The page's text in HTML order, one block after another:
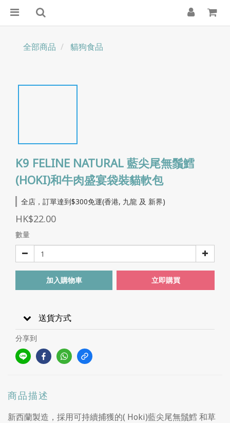
全部商品 貓狗食品
K9 FELINE NATURAL 藍尖尾無鬚鱈
(HOKI)和牛肉盛宴袋裝貓軟包
全店，訂單達到$300免運(香港, 九龍 及 新界)
HK$22.00
數量
加入購物車 立即購買
送貨方式
分享到
商品描述
新西蘭製造，採用可持續捕獲的( Hoki)藍尖尾無鬚鱈 和草